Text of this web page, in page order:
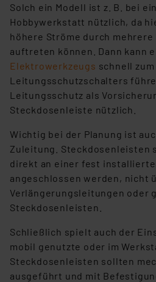
Solch ein Modell ist z. B. bei
Hobbywerkstatt nützlich, da
höhere Ströme durch mehrere
auftreten können. Dann kann
Elektrowerkzeugs schnell
Leitungsschutzschalters
Leitungsschutz als
Steckdosenleiste nützlich.
Wichtig bei der Planung ist
Zuleitung. Steckdosenleisten
direkt an einer fest
angeschlossen werden, nicht
Verlängerungsleitungen oder
Steckdosenleisten.
Schließlich spielt auch der
mobil genutzte oder im
Steckdosenleisten sollten
ausgeführt und mit